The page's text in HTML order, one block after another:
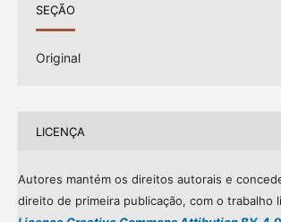
SEÇÃO
Original
LICENÇA
Autores mantém os direitos autorais e
direito de primeira publicação, com o trabalho